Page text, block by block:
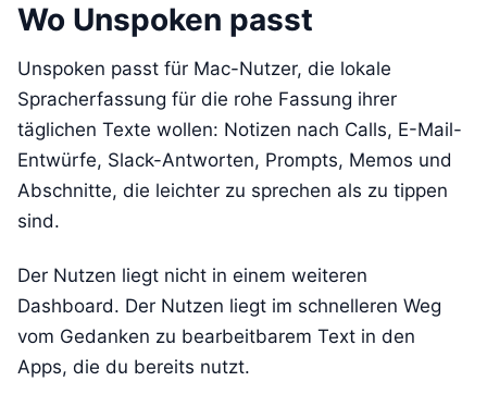
Wo Unspoken passt
Unspoken passt für Mac-Nutzer, die lokale
Spracherfassung für die rohe Fassung ihrer
täglichen Texte wollen: Notizen nach Calls, E-Mail-
Entwürfe, Slack-Antworten, Prompts, Memos und
Abschnitte, die leichter zu sprechen als zu tippen
sind.
Der Nutzen liegt nicht in einem weiteren
Dashboard. Der Nutzen liegt im schnelleren Weg
vom Gedanken zu bearbeitbarem Text in den
Apps, die du bereits nutzt.